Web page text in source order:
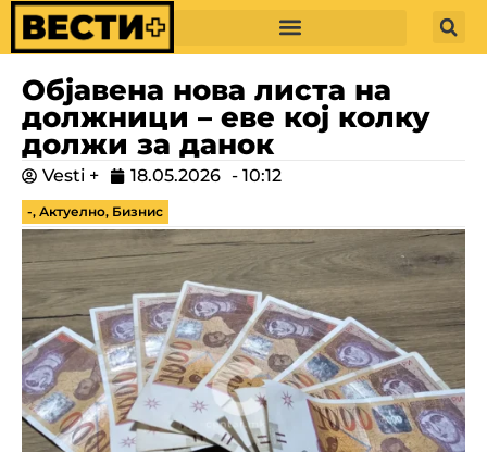
Објавена нова листа на
должници – еве кој колку
должи за данок
Vesti + 18.05.2026 - 10:12
-, Актуелно, Бизнис